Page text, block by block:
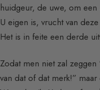
huidgeur, de uwe, om
U eigen is, vrucht van
Het is in feite een derde
Zodat men niet zal
van dat of dat merk!”